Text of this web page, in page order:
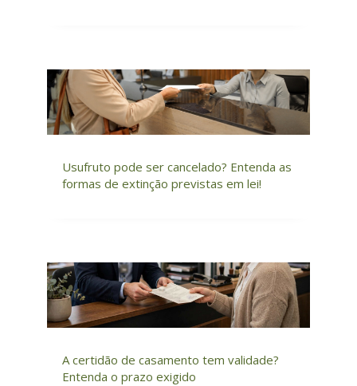
Usufruto pode ser cancelado? Entenda as
formas de extinção previstas em lei!
A certidão de casamento tem validade?
Entenda o prazo exigido